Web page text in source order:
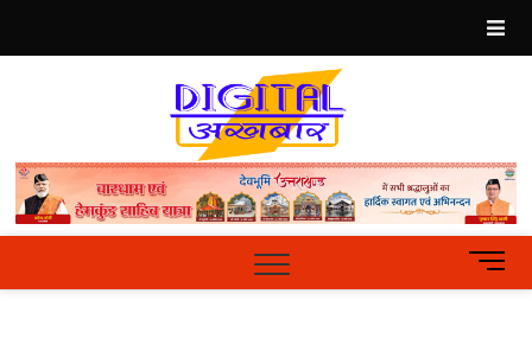
content
Hindi
News
PortalM
e